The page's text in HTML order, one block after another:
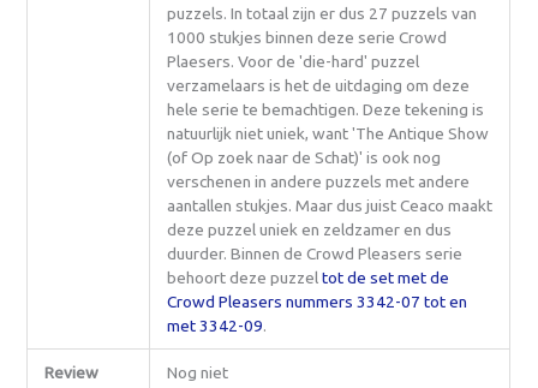
puzzels. In totaal zijn er dus 27 puzzels van
1000 stukjes binnen deze serie Crowd
Plaesers. Voor de 'die-hard' puzzel
verzamelaars is het de uitdaging om deze
hele serie te bemachtigen. Deze tekening is
natuurlijk niet uniek, want 'The Antique Show
(of Op zoek naar de Schat)' is ook nog
verschenen in andere puzzels met andere
aantallen stukjes. Maar dus juist Ceaco maakt
deze puzzel uniek en zeldzamer en dus
duurder. Binnen de Crowd Pleasers serie
behoort deze puzzeltot de set met de
Crowd Pleasers nummers 3342-07 tot en
met 3342-09.
Review Nog niet